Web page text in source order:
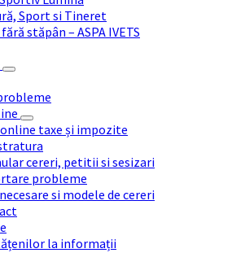
Sport si Tineret
stăpân – ASPA IVETS
taxe și impozite
cereri, petitii si sesizari
probleme
si modele de cereri
la informații